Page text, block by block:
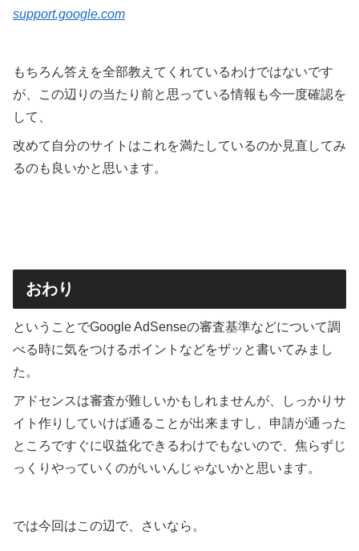
support.google.com
もちろん答えを全部教えてくれているわけではないです
が、この辺りの当たり前と思っている情報も今一度確認を
して、
改めて自分のサイトはこれを満たしているのか見直してみ
るのも良いかと思います。
おわり
ということでGoogle AdSenseの審査基準などについて調
べる時に気をつけるポイントなどをザッと書いてみまし
た。
アドセンスは審査が難しいかもしれませんが、しっかりサ
イト作りしていけば通ることが出来ますし、申請が通った
ところですぐに収益化できるわけでもないので、焦らずじ
っくりやっていくのがいいんじゃないかと思います。
では今回はこの辺で、さいなら。